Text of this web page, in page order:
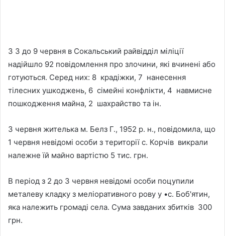
З 3 до 9 червня в Сокальський райвідділ міліції
надійшло 92 повідомлення про злочини, які вчинені або
готуються. Серед них: 8 крадіжки, 7 нанесення
тілесних ушкоджень, 6 сімейні конфлікти, 4 навмисне
пошкодження майна, 2 шахрайство та ін.
3 червня жителька м. Белз Г., 1952 р. н., повідомила, що
1 червня невідомі особи з території с. Корчів викрали
належне їй майно вартістю 5 тис. грн.
В період з 2 до 3 червня невідомі особи поцупили
металеву кладку з меліоративного рову у •с. Боб'ятин,
яка належить громаді села. Сума завданих збитків 300
грн.